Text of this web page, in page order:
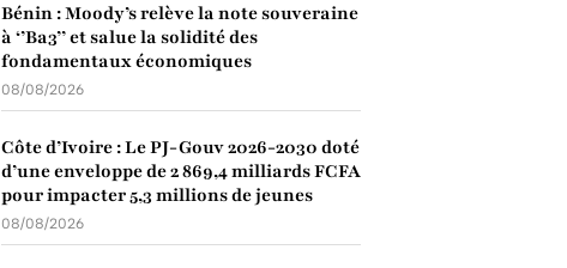
Bénin : Moody’s relève la note souveraine
à ‘’Ba3’’ et salue la solidité des
fondamentaux économiques
08/08/2026
Côte d’Ivoire : Le PJ-Gouv 2026-2030 doté
d’une enveloppe de 2 869,4 milliards FCFA
pour impacter 5,3 millions de jeunes
08/08/2026